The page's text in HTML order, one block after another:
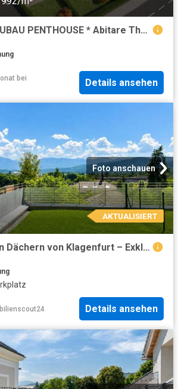
RESERVIERT ! NEUBAU PENTHOUSE * Abitare The Italian Living * Stilvoll wohnen – urban, elegant, mediterran * Bezug: Sommer 2026
bei
Details ansehen
Foto anschauen
AKTUALISIERT
Wohnen über den Dächern von Klagenfurt – Exklusive 2 Zimmer Gartenwohnung im Wohnprojekt „The Hills“ | Erstbezug am Kreuzbergl | Tiefgaragenstellplatz im Preis inbegriffen
Details ansehen